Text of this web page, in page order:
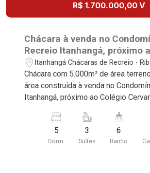
R$ 1.700.000,00 V
Chácara à venda no
Recreio Itanhangá, próximo
Cervantes - Ribeirão Preto/
Itanhangá Chácaras de Recreio -
Preto/SP
Chácara com 5.000m² de área
área construída à venda no
Itanhangá, próximo ao Colégio
Preto/SP. Conheça as características deste
imóvel que a Martinelli Imobiliária
para você: - 5.000m² de área terreno e 440m² de
5
Dorm.
3
Suítes
6
Banho